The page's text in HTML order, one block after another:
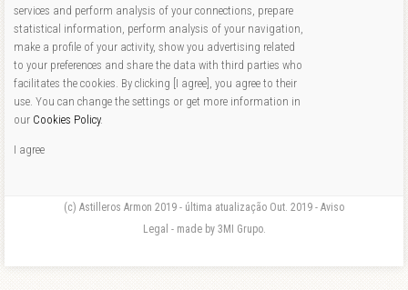
services and perform analysis of your connections, prepare
statistical information, perform analysis of your navigation,
make a profile of your activity, show you advertising related
to your preferences and share the data with third parties who
facilitates the cookies. By clicking [I agree], you agree to their
use. You can change the settings or get more information in
our Cookies Policy.
I agree
(c) Astilleros Armon 2019 - última atualização Out. 2019 - Aviso
Legal - made by 3MI Grupo.